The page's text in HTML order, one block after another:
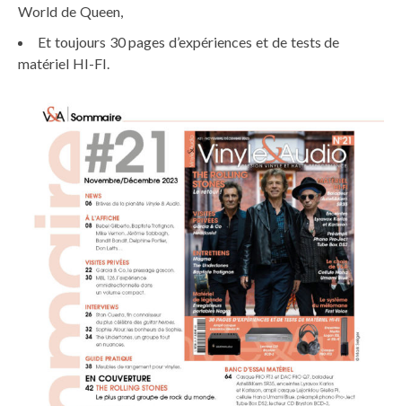
World de Queen,
Et toujours 30 pages d’expériences et de tests de
matériel HI-FI.